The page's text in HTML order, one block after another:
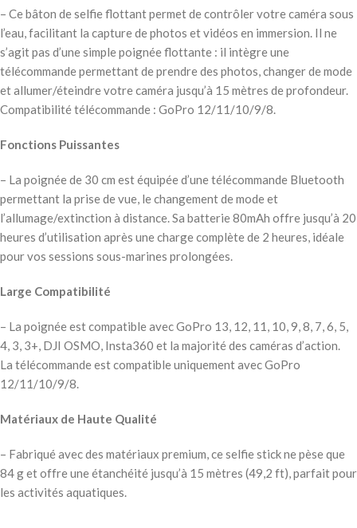
– Ce bâton de selfie flottant permet de contrôler votre caméra sous
l’eau, facilitant la capture de photos et vidéos en immersion. Il ne
s’agit pas d’une simple poignée flottante : il intègre une
télécommande permettant de prendre des photos, changer de mode
et allumer/éteindre votre caméra jusqu’à 15 mètres de profondeur.
Compatibilité télécommande : GoPro 12/11/10/9/8.
Fonctions Puissantes
– La poignée de 30 cm est équipée d’une télécommande Bluetooth
permettant la prise de vue, le changement de mode et
l’allumage/extinction à distance. Sa batterie 80mAh offre jusqu’à 20
heures d’utilisation après une charge complète de 2 heures, idéale
pour vos sessions sous-marines prolongées.
Large Compatibilité
– La poignée est compatible avec GoPro 13, 12, 11, 10, 9, 8, 7, 6, 5,
4, 3, 3+, DJI OSMO, Insta360 et la majorité des caméras d’action.
La télécommande est compatible uniquement avec GoPro
12/11/10/9/8.
Matériaux de Haute Qualité
– Fabriqué avec des matériaux premium, ce selfie stick ne pèse que
84 g et offre une étanchéité jusqu’à 15 mètres (49,2 ft), parfait pour
les activités aquatiques.